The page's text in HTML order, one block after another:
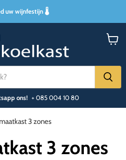
uw wijnfestijn 🌡️
ons! + 085 004 10 80
3 zones
3 zones